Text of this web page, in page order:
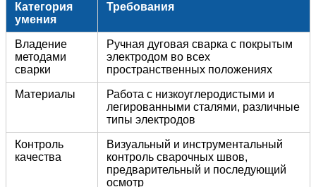
Категория
умения
Требования
Владение
методами
сварки
Ручная дуговая сварка с покрытым
электродом во всех
пространственных положениях
Материалы
Работа с низкоуглеродистыми и
легированными сталями, различные
типы электродов
Контроль
качества
Визуальный и инструментальный
контроль сварочных швов,
предварительный и последующий
осмотр